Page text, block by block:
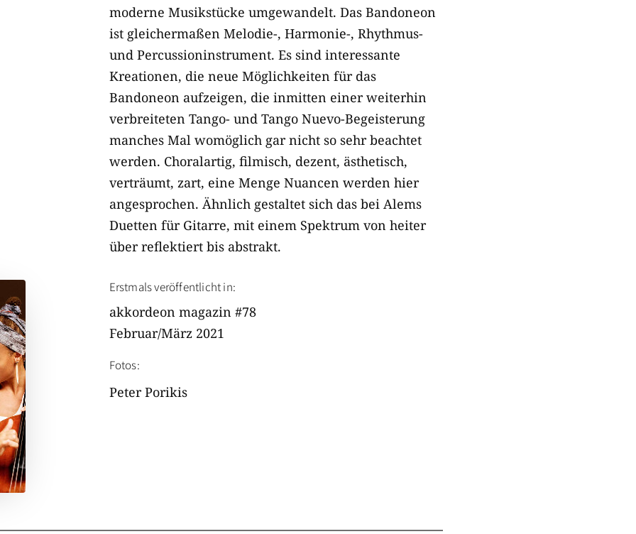
moderne Musikstücke umgewandelt. Das Bandoneon
ist gleichermaßen Melodie-, Harmonie-, Rhythmus-
und Percussioninstrument. Es sind interessante
Kreationen, die neue Möglichkeiten für das
Bandoneon aufzeigen, die inmitten einer weiterhin
verbreiteten Tango- und Tango Nuevo-Begeisterung
manches Mal womöglich gar nicht so sehr beachtet
werden. Choralartig, filmisch, dezent, ästhetisch,
verträumt, zart, eine Menge Nuancen werden hier
angesprochen. Ähnlich gestaltet sich das bei Alems
Duetten für Gitarre, mit einem Spektrum von heiter
über reflektiert bis abstrakt.
Erstmals veröffentlicht in:
akkordeon magazin #78
Februar/März 2021
Fotos:
Peter Porikis